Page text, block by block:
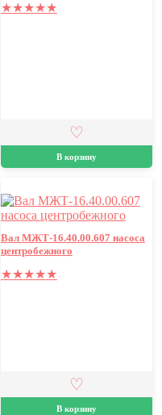
★★★★★
В корзину
Вал МЖТ-16.40.00.607 насоса
центробежного
★★★★★
В корзину